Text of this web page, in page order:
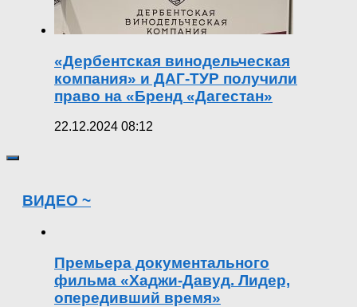
«Дербентская винодельческая
компания» и ДАГ-ТУР получили
право на «Бренд «Дагестан»
22.12.2024 08:12
ВИДЕО ~
Премьера документального
фильма «Хаджи-Давуд. Лидер,
опередивший время»